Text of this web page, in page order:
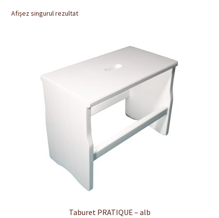
Cum cumpăr ?
Politică de Confidențialitate cu privire la prelucrarea
datelor cu caracter personal
Politica de cookie-uri
Politica de rambursari si returnari
Afișez singurul rezultat
Taburet PRATIQUE – alb